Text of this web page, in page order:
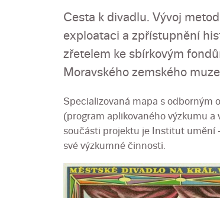
Cesta k divadlu. Vývoj
exploataci a zpřístupnění
zřetelem ke sbírkovým
Moravského zemského
Specializovaná mapa s odborným
(program aplikovaného výzkumu
součásti projektu je Institut umění
své výzkumné činnosti.